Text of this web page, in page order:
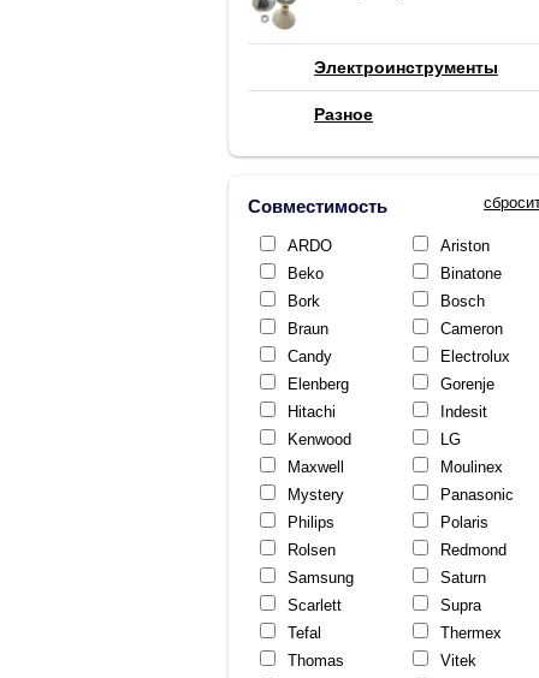
Электроинструменты
Разное
Совместимость
ARDO
Ariston
Beko
Binatone
Bork
Bosch
Braun
Cameron
Candy
Electrolux
Elenberg
Gorenje
Hitachi
Indesit
Kenwood
LG
Maxwell
Moulinex
Mystery
Panasonic
Philips
Polaris
Rolsen
Redmond
Samsung
Saturn
Scarlett
Supra
Tefal
Thermex
Thomas
Vitek